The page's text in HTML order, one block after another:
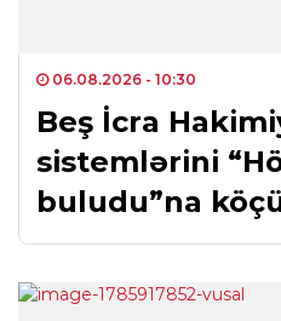
06.08.2026 - 10:30
Beş İcra
sistemlərini
buludu”na